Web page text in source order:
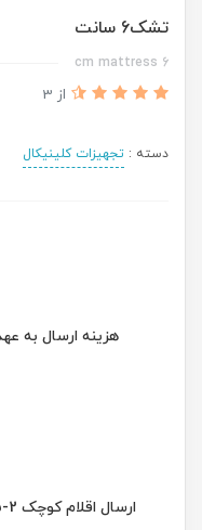
تشک6 سانت
6 cm mattress
از 3
دسته : تجهیزات کلینیکال
هزینه ارسال به